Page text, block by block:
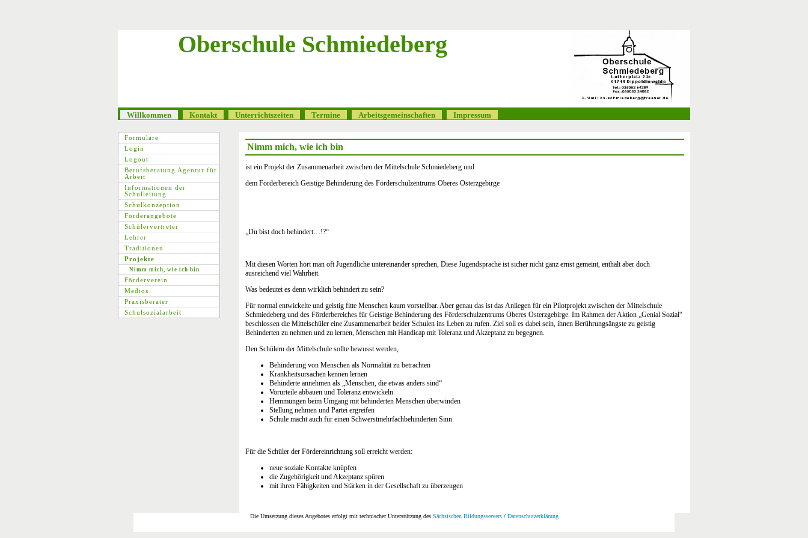
Oberschule Schmiedeberg
Willkommen Kontakt Unterrichtszeiten Termine Arbeitsgemeinschaften Impressum
Nimm mich, wie ich bin
ist ein Projekt der Zusammenarbeit zwischen der Mittelschule Schmiedeberg und
dem Förderbereich Geistige Behinderung des Förderschulzentrums Oberes Osterzgebirge
„Du bist doch behindert…!?“
Mit diesen Worten hört man oft Jugendliche untereinander sprechen, Diese Jugendsprache ist sicher nicht ganz ernst gemeint, enthält aber doch
ausreichend viel Wahrheit.
Was bedeutet es denn wirklich behindert zu sein?
Für normal entwickelte und geistig fitte Menschen kaum vorstellbar. Aber genau das ist das Anliegen für ein Pilotprojekt zwischen der Mittelschule
Schmiedeberg und des Förderbereiches für Geistige Behinderung des Förderschulzentrums Oberes Osterzgebirge. Im Rahmen der Aktion „Genial Sozial“
beschlossen die Mittelschüler eine Zusammenarbeit beider Schulen ins Leben zu rufen. Ziel soll es dabei sein, ihnen Berührungsängste zu geistig
Behinderten zu nehmen und zu lernen, Menschen mit Handicap mit Toleranz und Akzeptanz zu begegnen.
Den Schülern der Mittelschule sollte bewusst werden,
Behinderung von Menschen als Normalität zu betrachten
Krankheitsursachen kennen lernen
Behinderte annehmen als „Menschen, die etwas anders sind“
Vorurteile abbauen und Toleranz entwickeln
Hemmungen beim Umgang mit behinderten Menschen überwinden
Stellung nehmen und Partei ergreifen
Schule macht auch für einen Schwerstmehrfachbehinderten Sinn
Für die Schüler der Fördereinrichtung soll erreicht werden:
neue soziale Kontakte knüpfen
die Zugehörigkeit und Akzeptanz spüren
mit ihren Fähigkeiten und Stärken in der Gesellschaft zu überzeugen
Formulare
Login
Logout
Berufsberatung Agentur für
Arbeit
Informationen der
Schulleitung
Schulkonzeption
Förderangebote
Schülervertreter
Lehrer
Traditionen
Projekte
Nimm mich, wie ich bin
Förderverein
Medios
Praxisberater
Schulsozialarbeit
Die Umsetzung dieses Angebotes erfolgt mit technischer Unterstützung des Sächsischen Bildungsservers/ Datenschutzerklärung